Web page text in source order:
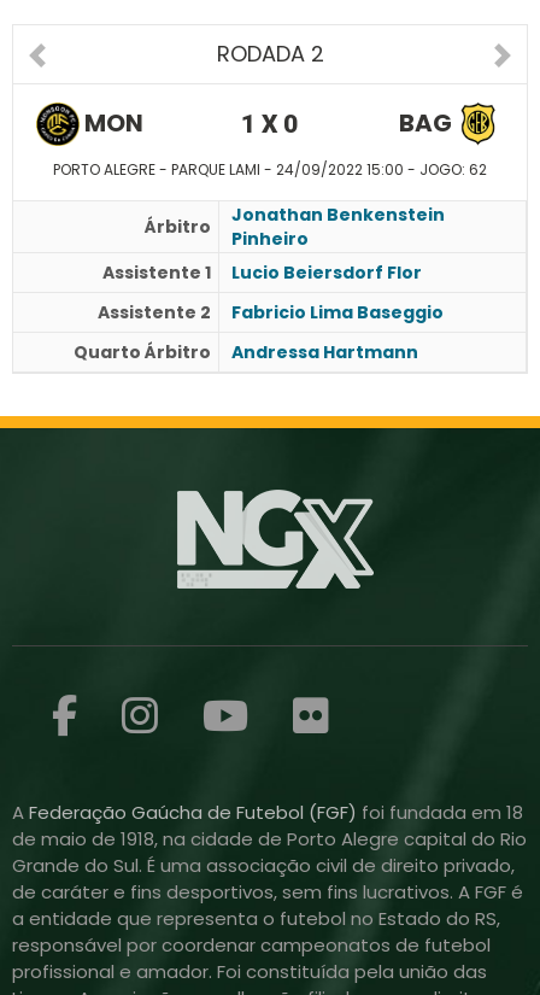
RODADA 2
MON 1 X 0 BAG
PORTO ALEGRE - PARQUE LAMI - 24/09/2022 15:00 - JOGO: 62
Árbitro
Jonathan Benkenstein
Pinheiro
Assistente 1
Lucio Beiersdorf Flor
Assistente 2
Fabricio Lima Baseggio
Quarto Árbitro
Andressa Hartmann
AFederação Gaúcha de Futebol (FGF) foi fundada em 18
de maio de 1918, na cidade de Porto Alegre capital do Rio
Grande do Sul. É uma associação civil de direito privado,
de caráter e fins desportivos, sem fins lucrativos. A FGF é
a entidade que representa o futebol no Estado do RS,
responsável por coordenar campeonatos de futebol
profissional e amador. Foi constituída pela união das